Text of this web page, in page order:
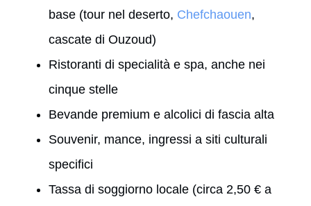
base (tour nel deserto, Chefchaouen,
cascate di Ouzoud)
Ristoranti di specialità e spa, anche nei
cinque stelle
Bevande premium e alcolici di fascia alta
Souvenir, mance, ingressi a siti culturali
specifici
Tassa di soggiorno locale (circa 2,50 € a